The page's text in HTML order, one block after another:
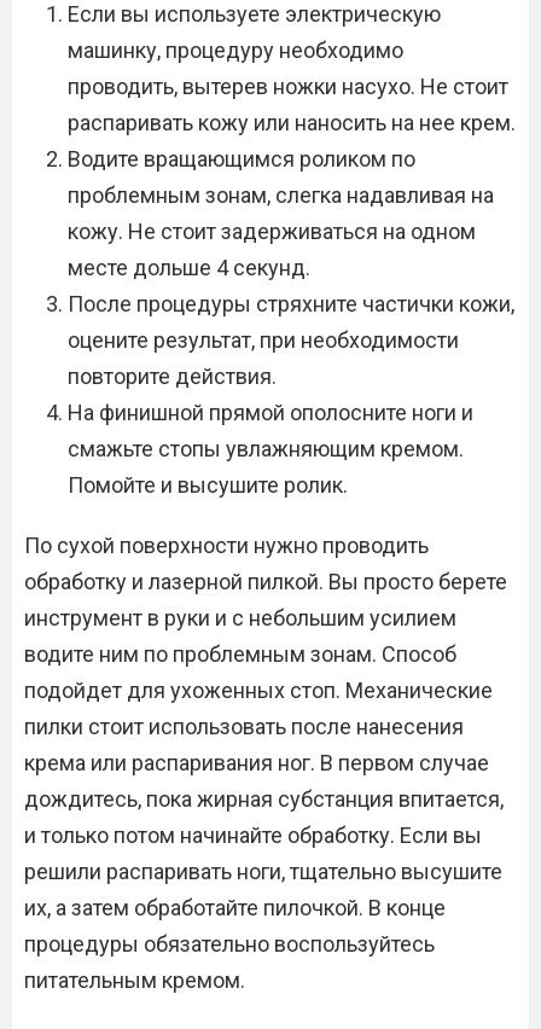
Если вы используете электрическую
машинку, процедуру необходимо
проводить, вытерев ножки насухо. Не стоит
распаривать кожу или наносить на нее крем.
Водите вращающимся роликом по
проблемным зонам, слегка надавливая на
кожу. Не стоит задерживаться на одном
месте дольше 4 секунд.
После процедуры стряхните частички кожи,
оцените результат, при необходимости
повторите действия.
На финишной прямой ополосните ноги и
смажьте стопы увлажняющим кремом.
Помойте и высушите ролик.
По сухой поверхности нужно проводить
обработку и лазерной пилкой. Вы просто берете
инструмент в руки и с небольшим усилием
водите ним по проблемным зонам. Способ
подойдет для ухоженных стоп. Механические
пилки стоит использовать после нанесения
крема или распаривания ног. В первом случае
дождитесь, пока жирная субстанция впитается,
и только потом начинайте обработку. Если вы
решили распаривать ноги, тщательно высушите
их, а затем обработайте пилочкой. В конце
процедуры обязательно воспользуйтесь
питательным кремом.